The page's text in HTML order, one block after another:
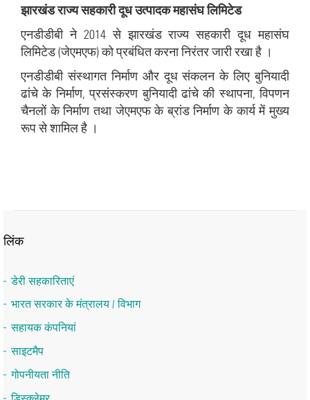
झारखंड राज्‍य सहकारी दूध उत्‍पादक महासंघ लिमिटेड
एनडीडीबी ने 2014 से झारखंड राज्‍य सहकारी दूध महासंघ
लिमिटेड (जेएमएफ) को प्रबंधित करना निरंतर जारी रखा है ।
एनडीडीबी संस्‍थागत निर्माण और दूध संकलन के लिए बुनियादी
ढांचे के निर्माण, प्रसंस्‍करण बुनियादी ढांचे की स्‍थापना, विपणन
चैनलों के निर्माण तथा जेएमएफ के ब्रांड निर्माण के कार्य में मुख्‍य
रूप से शामिल है ।
लिंक
डेरी सहकारिताएं
भारत सरकार के मंत्रालय / विभाग
सहायक कंपनियां
साइटमैप
गोपनीयता नीति